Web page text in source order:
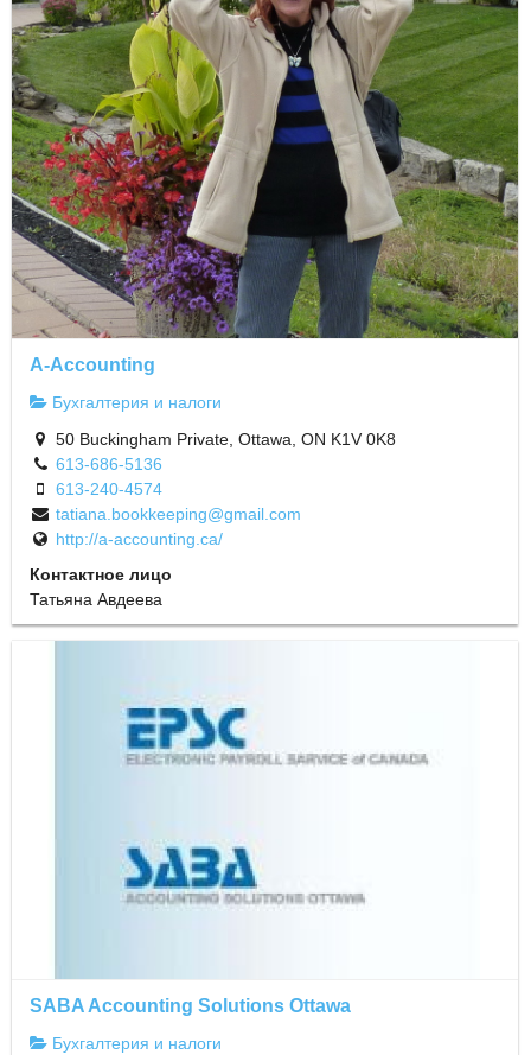
A-Accounting
Бухгалтерия и налоги
50 Buckingham Private, Ottawa, ON K1V 0K8
613-686-5136
613-240-4574
tatiana.bookkeeping@gmail.com
http://a-accounting.ca/
Контактное лицо
Татьяна Авдеева
SABA Accounting Solutions Ottawa
Бухгалтерия и налоги